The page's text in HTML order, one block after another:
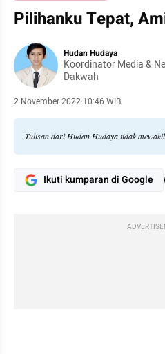
Pilihanku Tepat,
Hudan Hudaya
Koordinator Media &
Dakwah
2 November 2022 10:46 WIB
Tulisan dari Hudan Hudaya tidak
Ikuti kumparan di Google